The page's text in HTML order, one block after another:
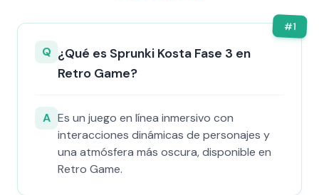
#1
Q ¿Qué es Sprunki Kosta Fase 3 en
Retro Game?
A Es un juego en línea inmersivo con
interacciones dinámicas de personajes y
una atmósfera más oscura, disponible en
Retro Game.